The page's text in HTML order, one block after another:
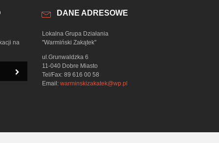
na
DANE ADRESOWE
Lokalna Grupa Działania
"Warmiński Zakątek"
ul.Grunwaldzka 6
11-040 Dobre Miasto
Tel/Fax: 89 616 00 58
Email: warminskizakatek@wp.pl